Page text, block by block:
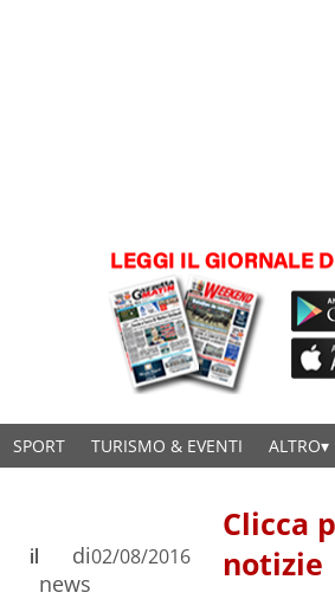
SPORT TURISMO & EVENTI ALTRO
di
news
il 02/08/2016
Clicca
notizie